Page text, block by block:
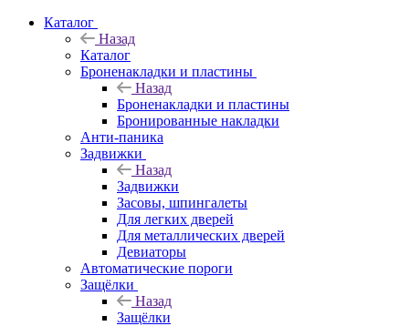
Каталог
Назад
Каталог
Броненакладки и пластины
Назад
Броненакладки и пластины
Бронированные накладки
Анти-паника
Задвижки
Назад
Задвижки
Засовы, шпингалеты
Для легких дверей
Для металлических дверей
Девиаторы
Автоматические пороги
Защёлки
Назад
Защёлки